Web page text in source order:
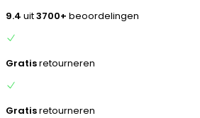
9.4 uit3700+ beoordelingen
Gratisretourneren
Gratisretourneren